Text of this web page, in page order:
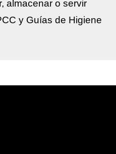
almacenar o servir
y Guías de Higiene